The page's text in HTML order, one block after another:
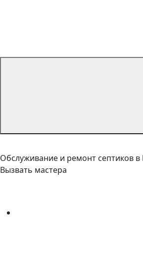
Обслуживание и ремонт септиков в
Вызвать мастера